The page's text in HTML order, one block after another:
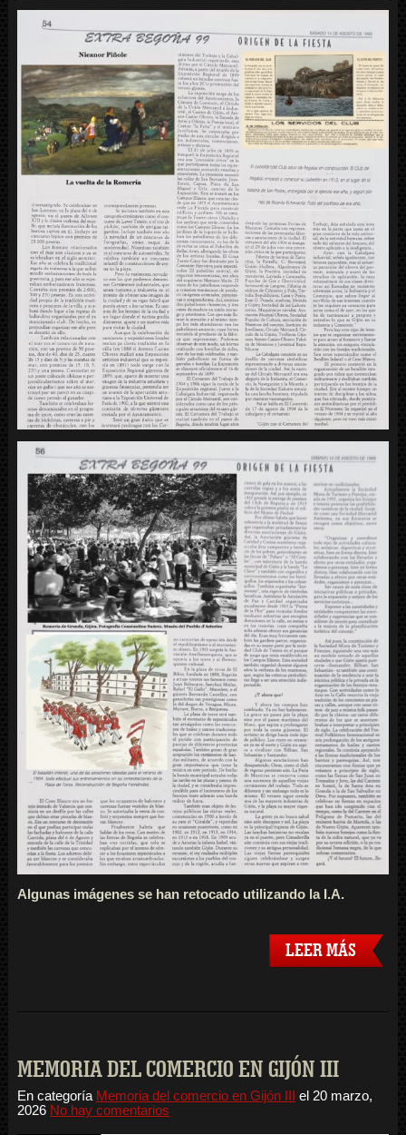
Algunas imágenes se han retocado utilizando la I.A.
LEER MÁS
MEMORIA DEL COMERCIO EN GIJÓN III
En categoría Memoria del comercio en Gijón III el 20 marzo,
2026 No hay comentarios